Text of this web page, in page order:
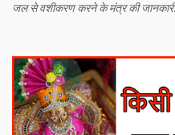
जल से वशीकरण करने के मंत्र की जानकारी